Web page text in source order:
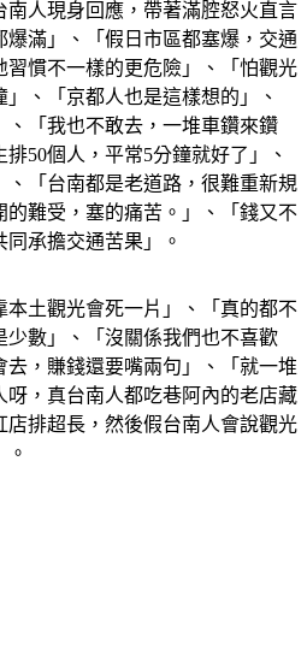
南人現身回應，帶著滿腔怒火直言
爆滿」、「假日市區都塞爆，交通
慣不一樣的更危險」、「怕觀光
、「京都人也是這樣想的」、
、「我也不敢去，一堆車鑽來鑽
50個人，平常5分鐘就好了」、
、「台南都是老道路，很難重新規
難受，塞的痛苦。」、「錢又不
承擔交通苦果」。
土觀光會死一片」、「真的都不
少數」、「沒關係我們也不喜歡
，賺錢還要嘴兩句」、「就一堆
呀，真台南人都吃巷阿內的老店藏
排超長，然後假台南人會說觀光